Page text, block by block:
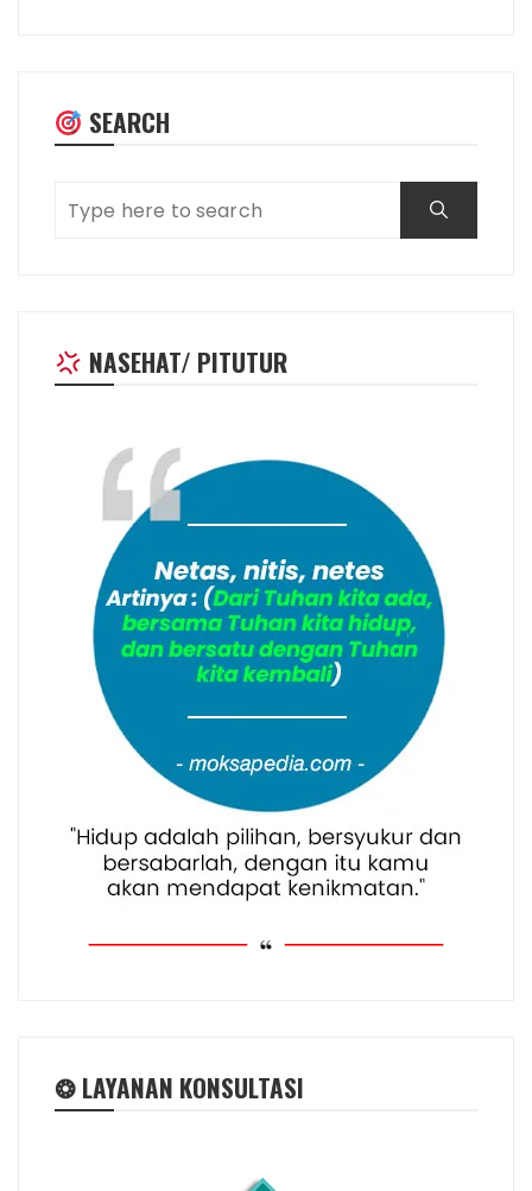
SEARCH
NASEHAT/ PITUTUR
❂ LAYANAN KONSULTASI